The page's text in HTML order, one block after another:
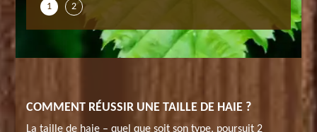
1 2
COMMENT RÉUSSIR UNE TAILLE DE HAIE ?
La taille de haie – quel que soit son type, poursuit 2